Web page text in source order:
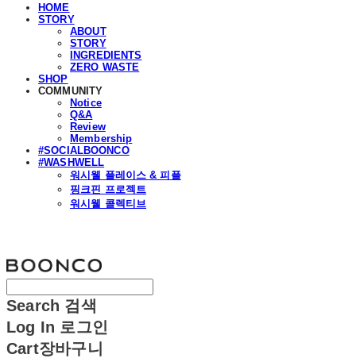
HOME
STORY
ABOUT
STORY
INGREDIENTS
ZERO WASTE
SHOP
COMMUNITY
Notice
Q&A
Review
Membership
#SOCIALBOONCO
#WASHWELL
워시웰 플레이스 & 피플
핑크핀 프로젝트
워시웰 콜렉티브
Search 검색
Log In 로그인
Cart장바구니